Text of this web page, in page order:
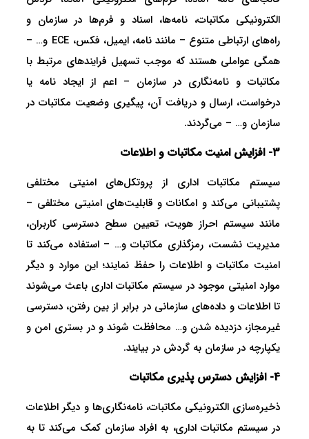
الکترونیکی مکاتبات، نامه‌ها، اسناد و فرم‌ها در سازمان و
راه‌های ارتباطی متنوع – مانند نامه، ایمیل، فکس، ECE و… –
همگی عواملی هستند که موجب تسهیل فرایندهای مرتبط با
مکاتبات و نامه‌نگاری در سازمان – اعم از ایجاد نامه یا
درخواست، ارسال و دریافت آن، پیگیری وضعیت مکاتبات در
سازمان و… – می‌گردند.
3- افزایش امنیت مکاتبات و اطلاعات
سیستم مکاتبات اداری از پروتکل‌های امنیتی مختلفی
پشتیبانی می‌کند و امکانات و قابلیت‌های امنیتی مختلفی –
مانند سیستم احراز هویت، تعیین سطح دسترسی کاربران،
مدیریت نشست، رمزگذاری مکاتبات و… – استفاده می‌کند تا
امنیت مکاتبات و اطلاعات را حفظ نمایند؛ این موارد و دیگر
موارد امنیتی موجود در سیستم مکاتبات اداری باعث می‌شوند
تا اطلاعات و داده‌های سازمانی در برابر از بین رفتن، دسترسی
غیرمجاز، دزدیده شدن و… محافظت شوند و در بستری امن و
یکپارچه در سازمان به گردش در بیایند.
4- افزایش دسترس پذیری مکاتبات
ذخیره‌سازی الکترونیکی مکاتبات، نامه‌نگاری‌ها و دیگر اطلاعات
در سیستم مکاتبات اداری، به افراد سازمان کمک می‌کند تا به